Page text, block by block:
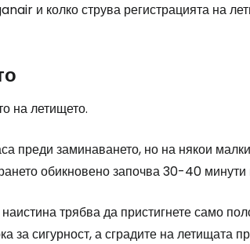
и колко струва регистрацията на
на летището.
преди заминаването, но на някои
обикновено започва 30-40
трябва да пристигнете само
за сигурност, а сградите на летищата